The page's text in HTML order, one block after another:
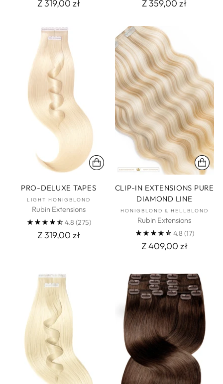
Z 319,00 zł Z 359,00 zł
PRO-DELUXE TAPES
LIGHT HONIGBLOND
Rubin Extensions
4.8 (275)
Z 319,00 zł
CLIP-IN EXTENSIONS PURE
DIAMOND LINE
HONIGBLOND & HELLBLOND
Rubin Extensions
4.8 (17)
Z 409,00 zł